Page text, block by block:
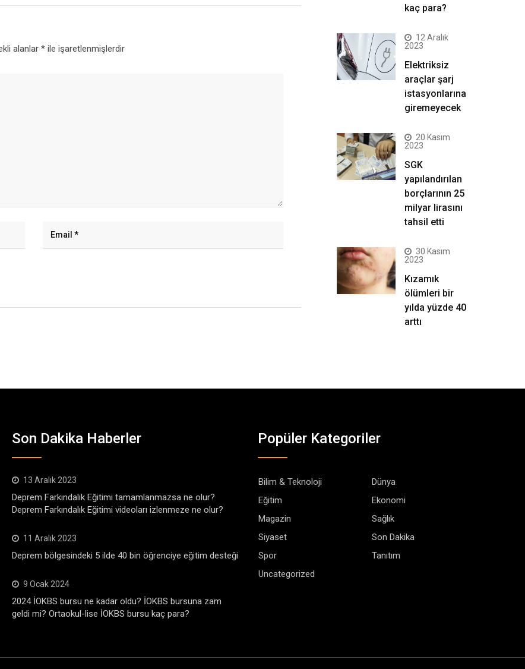
alanlar *ile işaretlenmişlerdir
kaç para?
12 Aralık
2023
Elektriksiz
araçlar şarj
istasyonlarına
giremeyecek
20 Kasım
2023
SGK
yapılandırılan
borçlarının 25
milyar lirasını
tahsil etti
30 Kasım
2023
Kızamık
ölümleri bir
yılda yüzde 40
arttı
Son Dakika Haberler
13 Aralık 2023
Deprem Farkındalık Eğitimi tamamlanmazsa ne olur?
Deprem Farkındalık Eğitimi videoları izlenmeze ne olur?
11 Aralık 2023
Deprem bölgesindeki 5 ilde 40 bin öğrenciye eğitim desteği
9 Ocak 2024
2024 İOKBS bursu ne kadar oldu? İOKBS bursuna zam
geldi mi? Ortaokul-lise İOKBS bursu kaç para?
Popüler Kategoriler
Bilim & Teknoloji
Dünya
Eğitim
Ekonomi
Magazin
Sağlık
Siyaset
Son Dakika
Spor
Tanıtım
Uncategorized